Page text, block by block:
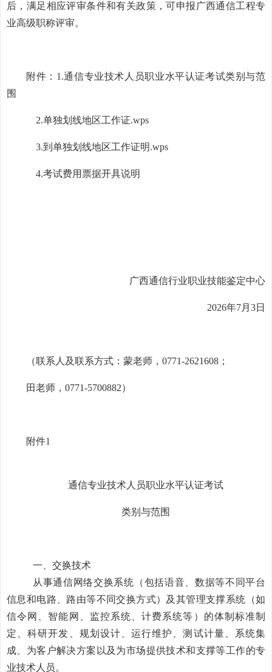
后，满足相应评审条件和有关政策，可申报广西通信工程专
业高级职称评审。
附件：1.通信专业技术人员职业水平认证考试类别与范
围
2.单独划线地区工作证.wps
3.到单独划线地区工作证明.wps
4.考试费用票据开具说明
广西通信行业职业技能鉴定中心
2026年7月3日
（联系人及联系方式：蒙老师，0771-2621608；
田老师，0771-5700882）
附件1
通信专业技术人员职业水平认证考试
类别与范围
一、交换技术
从事通信网络交换系统（包括语音、数据等不同平台
信息和电路、路由等不同交换方式）及其管理支撑系统（如
信令网、智能网、监控系统、计费系统等）的体制标准制
定、科研开发、规划设计、运行维护、测试计量、系统集
成、为客户解决方案以及为市场提供技术和支撑等工作的专
业技术人员。